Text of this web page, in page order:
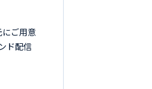
ご用意
ド配信